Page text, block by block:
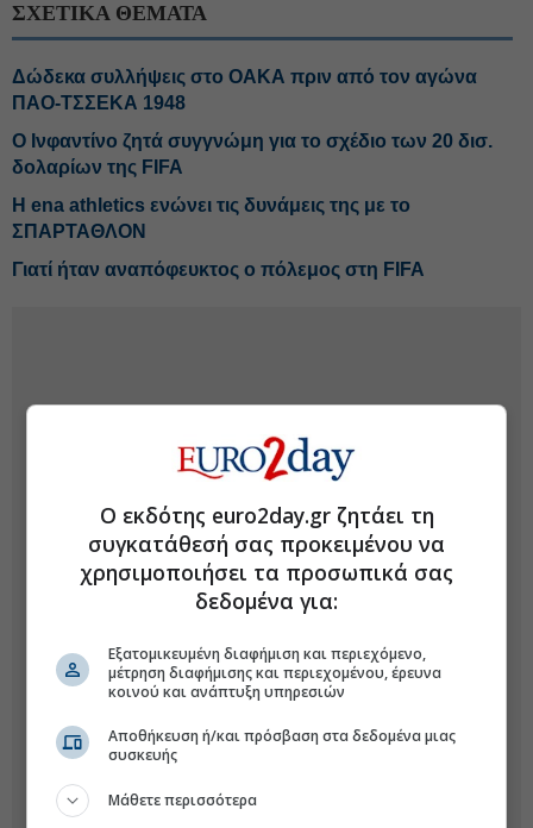
ΣΧΕΤΙΚΑ ΘΕΜΑΤΑ
Δώδεκα συλλήψεις στο ΟΑΚΑ πριν από τον αγώνα
ΠΑΟ-ΤΣΣΕΚΑ 1948
Ο Ινφαντίνο ζητά συγγνώμη για το σχέδιο των 20 δισ.
δολαρίων της FIFA
Η ena athletics ενώνει τις δυνάμεις της με το
ΣΠΑΡΤΑΘΛΟΝ
Γιατί ήταν αναπόφευκτος ο πόλεμος στη FIFA
Ο εκδότης euro2day.gr ζητάει τη
συγκατάθεσή σας προκειμένου να
χρησιμοποιήσει τα προσωπικά σας
δεδομένα για:
Εξατομικευμένη διαφήμιση και περιεχόμενο,
μέτρηση διαφήμισης και περιεχομένου, έρευνα
κοινού και ανάπτυξη υπηρεσιών
Αποθήκευση ή/και πρόσβαση στα δεδομένα μιας
συσκευής
Μάθετε περισσότερα